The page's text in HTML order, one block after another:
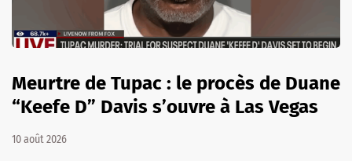
Meurtre de Tupac : le procès de Duane
“Keefe D” Davis s’ouvre à Las Vegas
10 août 2026